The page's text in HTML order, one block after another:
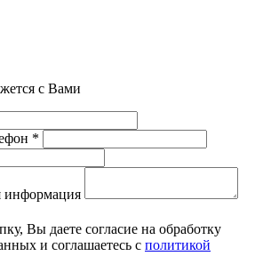
с Вами
*
информация
Вы даете согласие на обработку
и соглашаетесь с политикой